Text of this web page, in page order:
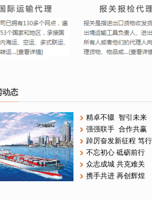
动态
精卓不辍 智引未来
强强联手 合作共赢
踔厉奋发新征程 笃
不忘初心 砥砺前行
众志成城 共克难关
携手共进 再创辉煌